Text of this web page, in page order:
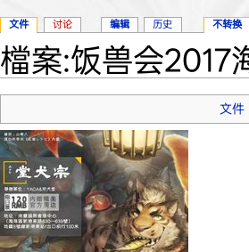
檔案:饭兽会2017
文件
文件 讨论 编辑 历史 不转换